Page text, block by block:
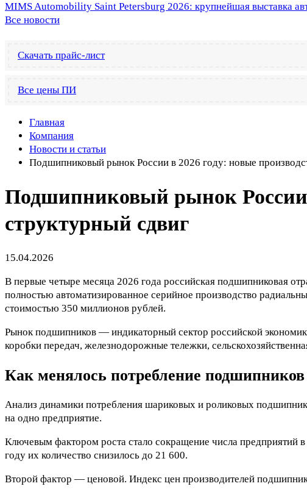
MIMS Automobility Saint Petersburg 2026: крупнейшая выставка
Все новости
Скачать прайс-лист
Все цены ПИ
Главная
Компания
Новости и статьи
Подшипниковый рынок России в 2026 году: новые
Подшипниковый рынок России
структурный сдвиг
15.04.2026
В первые четыре месяца 2026 года российская подшипниковая
полностью автоматизированное серийное производство
стоимостью 350 миллионов рублей.
Рынок подшипников — индикаторный сектор российской
коробки передач, железнодорожные тележки,
Как менялось потребление
Анализ динамики потребления шариковых и роликовых
на одно предприятие.
Ключевым фактором роста стало сокращение числа предприятий
году их количество снизилось до 21 600.
Второй фактор — ценовой. Индекс цен производителей